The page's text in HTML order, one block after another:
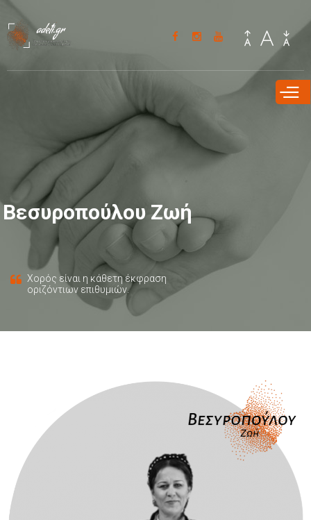
Βεσυροπούλου Ζωή
Χορός είναι η κάθετη έκφραση
οριζόντιων επιθυμιών.